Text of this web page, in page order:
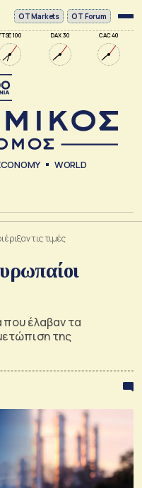
100 DAX 30 CAC 40
ΟΤ Markets OT Forum
WORLD
τις τιμές
που έλαβαν τα
της